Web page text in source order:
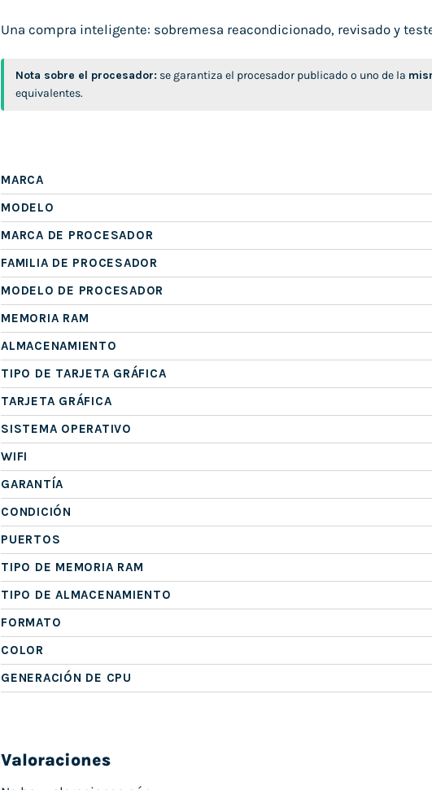
Una compra inteligente: sobremesa reacondicionado, revisado y
Nota sobre el procesador: se garantiza el procesador publicado o uno de la
equivalentes.
MARCA
MODELO
MARCA DE PROCESADOR
FAMILIA DE PROCESADOR
MODELO DE PROCESADOR
MEMORIA RAM
ALMACENAMIENTO
TIPO DE TARJETA GRÁFICA
TARJETA GRÁFICA
SISTEMA OPERATIVO
WIFI
GARANTÍA
CONDICIÓN
PUERTOS
TIPO DE MEMORIA RAM
TIPO DE ALMACENAMIENTO
FORMATO
COLOR
GENERACIÓN DE CPU
Valoraciones